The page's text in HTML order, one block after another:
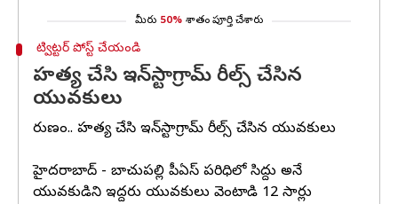
మీరు 50% శాతం పూర్తి చేశారు
ట్విట్టర్ పోస్ట్ చేయండి
హత్య చేసి ఇన్‌స్టాగ్రామ్ రీల్స్ చేసిన
యువకులు
దారుణం.. హత్య చేసి ఇన్‌స్టాగ్రామ్ రీల్స్ చేసిన యువకులు
హైదరాబాద్ - బాచుపల్లి పీఏస్ పరిధిలో సిద్దు అనే
యువకుడిని ఇద్దరు యువకులు వెంటాడి 12 సార్లు